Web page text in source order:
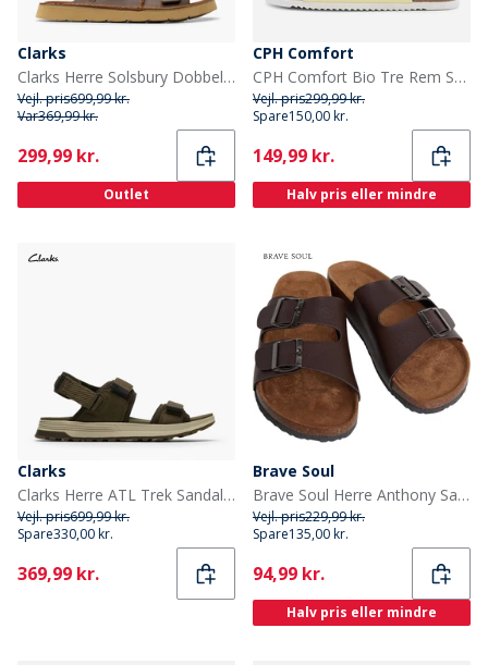
Clarks
Clarks Herre Solsbury Dobbeltrem Sandaler Beeswax Leather
Vejl. pris699,99 kr.
Var369,99 kr.
Current
299,99 kr.
Outlet
CPH Comfort
CPH Comfort Bio Tre Rem Sandaler Lemon
Vejl. pris299,99 kr.
Spare150,00 kr.
Current
149,99 kr.
Halv pris eller mindre
Clarks
Clarks Herre ATL Trek Sandaler River Olive
Vejl. pris699,99 kr.
Spare330,00 kr.
Current
369,99 kr.
Brave Soul
Brave Soul Herre Anthony Sandaler Brun
Vejl. pris229,99 kr.
Spare135,00 kr.
Current
94,99 kr.
Halv pris eller mindre